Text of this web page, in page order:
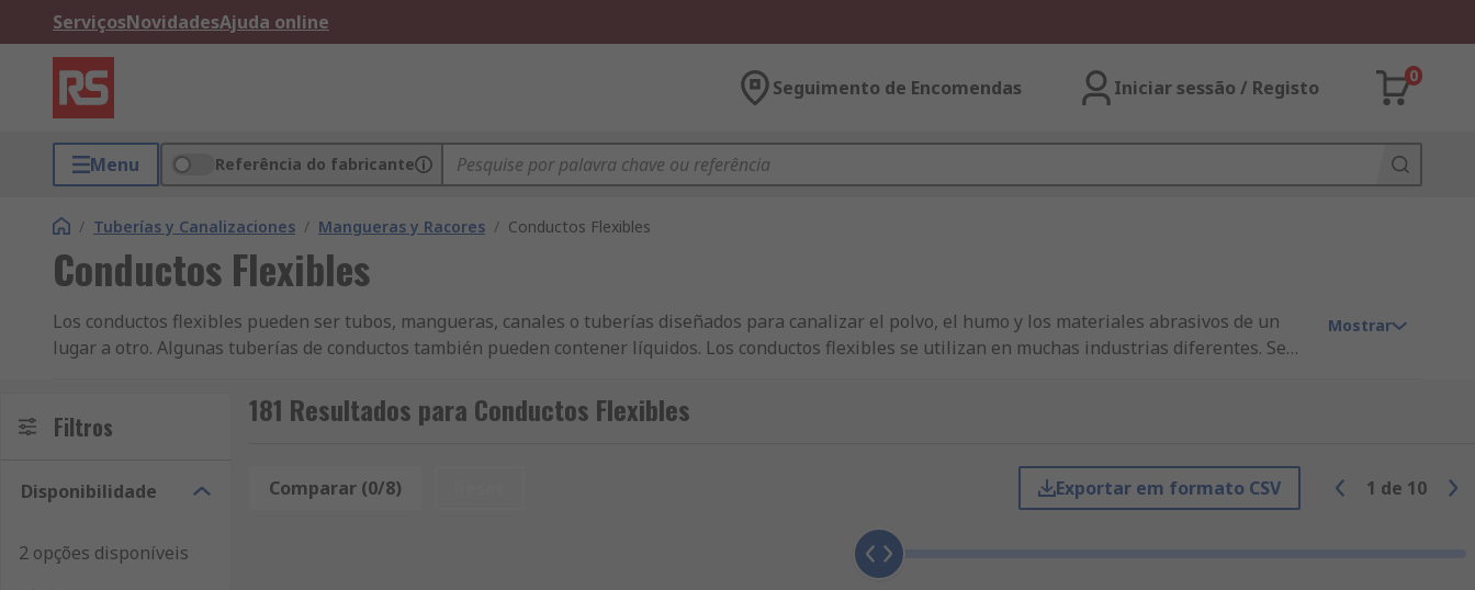
ServiçosNovidadesAjuda online
Seguimento de Encomendas Iniciar sessão / Registo
0
Menu Referência do fabricante
/ Tuberías y Canalizaciones / Mangueras y Racores / Conductos Flexibles
Conductos Flexibles
Los conductos flexibles pueden ser tubos, mangueras, canales o tuberías diseñados para canalizar el polvo, el humo y los materiales abrasivos de un
lugar a otro. Algunas tuberías de conductos también pueden contener líquidos. Los conductos flexibles se utilizan en muchas industrias diferentes. Se
acondicionado● Sector de la construcción
Mostrar
Filtros
Disponibilidade
2 opções disponíveis
181 Resultados para Conductos Flexibles
Comparar (0/8) Exportar em formato CSV 1 de 10